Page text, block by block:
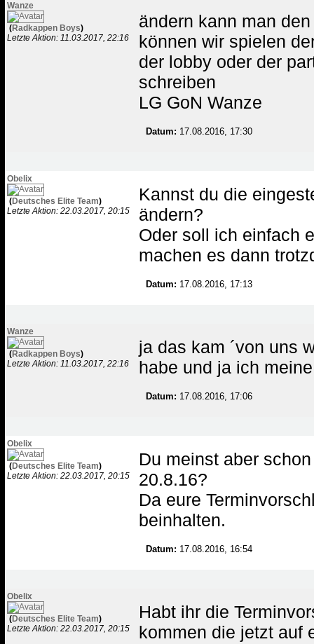
Wanze
(Radkappen Boys)
Letzte Aktion: 11.03.2017, 22:16
ändern kann man
können wir spielen
der lobby oder der
schreiben
LG GoN Wanze
Datum: 17.08.2016, 17:30
Obelix
(Deutsches Elite Team)
Letzte Aktion: 22.03.2017, 20:15
Kannst du die
ändern?
Oder soll ich einfach
machen es dann
Datum: 17.08.2016, 17:13
Wanze
(Radkappen Boys)
Letzte Aktion: 11.03.2017, 22:16
ja das kam ´von uns
habe und ja ich
Datum: 17.08.2016, 17:06
Obelix
(Deutsches Elite Team)
Letzte Aktion: 22.03.2017, 20:15
Du meinst aber
20.8.16?
Da eure
beinhalten.
Datum: 17.08.2016, 16:54
Obelix
(Deutsches Elite Team)
Letzte Aktion: 22.03.2017, 20:15
Habt ihr die
kommen die jetzt auf